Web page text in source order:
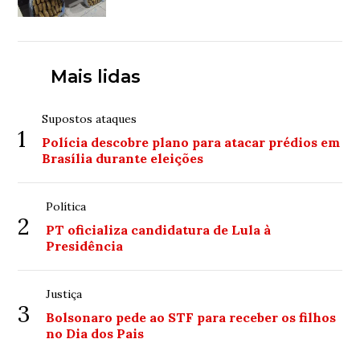
Mais lidas
1
Supostos ataques
Polícia descobre plano para atacar prédios em
Brasília durante eleições
2
Política
PT oficializa candidatura de Lula à
Presidência
3
Justiça
Bolsonaro pede ao STF para receber os filhos
no Dia dos Pais